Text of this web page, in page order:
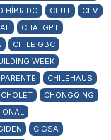
HÍBRIDO CEUT
CEV
CHATGPT
CHILE GBC
WEEK
CHILEHAUS
CHOLET
CHONGQING
CIGSA